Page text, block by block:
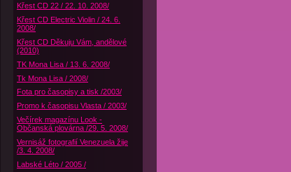
Křest CD 22 / 22. 10. 2008/
Křest CD Electric Violin / 24. 6.
2008/
Křest CD Děkuju Vám, andělové
(2010)
TK Mona Lisa / 13. 6. 2008/
Tk Mona Lisa / 2008/
Fota pro časopisy a tisk /2003/
Promo k časopisu Vlasta / 2003/
Večírek magazínu Look -
Občanská plovárna /29. 5. 2008/
Vernisáž fotografií Venezuela žije
/3. 4. 2008/
Labské Léto / 2005 /